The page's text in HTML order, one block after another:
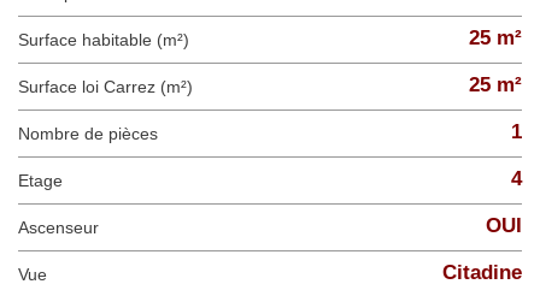
Surface habitable (m²) 25 m²
Surface loi Carrez (m²) 25 m²
Nombre de pièces 1
Etage 4
Ascenseur OUI
Vue Citadine